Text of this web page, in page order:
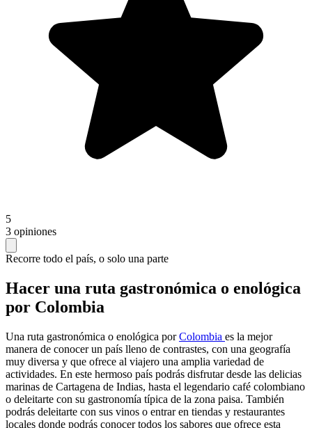
5
3 opiniones
Recorre todo el país, o solo una parte
Hacer una ruta gastronómica o enológica
por Colombia
Una ruta gastronómica o enológica porColombia es la mejor
manera de conocer un país lleno de contrastes, con una geografía
muy diversa y que ofrece al viajero una amplia variedad de
actividades. En este hermoso país podrás disfrutar desde las delicias
marinas de Cartagena de Indias, hasta el legendario café colombiano
o deleitarte con su gastronomía típica de la zona paisa. También
podrás deleitarte con sus vinos o entrar en tiendas y restaurantes
locales donde podrás conocer todos los sabores que ofrece esta